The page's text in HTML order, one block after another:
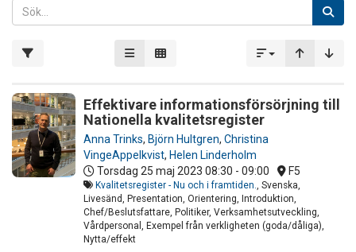
Effektivare informationsförsörjning till
Nationella kvalitetsregister
Anna Trinks, Björn Hultgren, Christina
VingeAppelkvist, Helen Linderholm
Torsdag 25 maj 2023 08:30 - 09:00 F5
Kvalitetsregister - Nu och i framtiden.
, Svenska,
Livesänd, Presentation, Orientering, Introduktion,
Chef/Beslutsfattare, Politiker, Verksamhetsutveckling,
Vårdpersonal, Exempel från verkligheten (goda/dåliga),
Nytta/effekt